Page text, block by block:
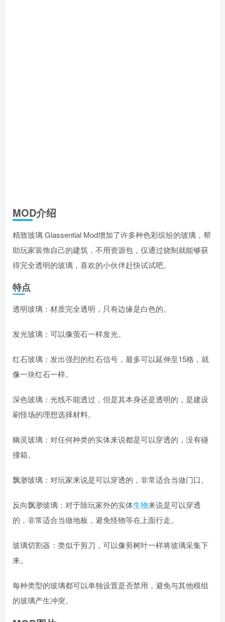
MOD介绍
精致玻璃 Glassential Mod增加了许多种色彩缤纷的玻璃，帮
助玩家装饰自己的建筑，不用资源包，仅通过烧制就能够获
得完全透明的玻璃，喜欢的小伙伴赶快试试吧。
特点
透明玻璃：材质完全透明，只有边缘是白色的。
发光玻璃：可以像萤石一样发光。
红石玻璃：发出强烈的红石信号，最多可以延伸至15格，就
像一块红石一样。
深色玻璃：光线不能透过，但是其本身还是透明的，是建设
刷怪场的理想选择材料。
幽灵玻璃：对任何种类的实体来说都是可以穿透的，没有碰
撞箱。
飘渺玻璃：对玩家来说是可以穿透的，非常适合当做门口。
反向飘渺玻璃：对于除玩家外的实体生物来说是可以穿透
的，非常适合当做地板，避免怪物等在上面行走。
玻璃切割器：类似于剪刀，可以像剪树叶一样将玻璃采集下
来。
每种类型的玻璃都可以单独设置是否禁用，避免与其他模组
的玻璃产生冲突。